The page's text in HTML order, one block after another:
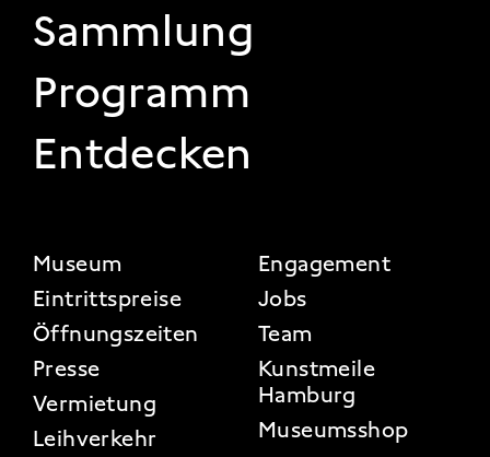
Sammlung
Programm
Entdecken
FOOTER 2
Museum
Eintrittspreise
Öffnungszeiten
Presse
Vermietung
Leihverkehr
Engagement
Jobs
Team
Kunstmeile
Hamburg
Museumsshop